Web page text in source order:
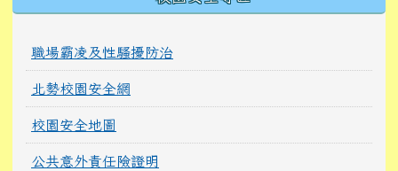
職場霸凌及性騷擾防治
北勢校園安全網
校園安全地圖
公共意外責任險證明